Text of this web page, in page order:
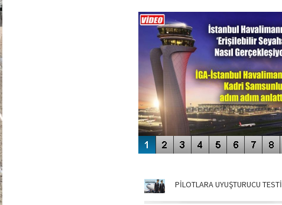
ENGELLERİN AŞILDIĞI HAVALİMANI
PİLOTLARA UYUŞTURUCU TESTİ